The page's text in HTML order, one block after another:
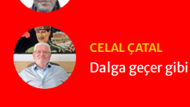
CELAL ÇATAL
Dalga geçer gibi